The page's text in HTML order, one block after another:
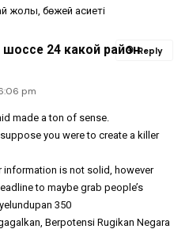
жолы, бөжей қасиеті
24 какой район
pm
made a ton of sense.
you were to create a killer
information is not solid, however
to maybe grab people’s
350
Berpotensi Rugikan Negara
Reply